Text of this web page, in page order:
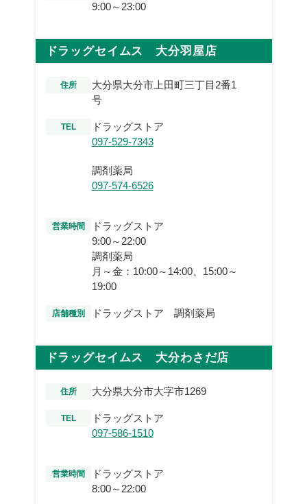
9:00～23:00
ドラッグセイムス 大分羽屋店
住所
大分県大分市上田町三丁目2番1
号
TEL
ドラッグストア
097-529-7343
調剤薬局
097-574-6526
営業時間
ドラッグストア
9:00～22:00
調剤薬局
月～金：10:00～14:00、15:00～
19:00
店舗種別 ドラッグストア 調剤薬局
ドラッグセイムス 大分わさだ店
住所 大分県大分市大字市1269
TEL
ドラッグストア
097-586-1510
営業時間
ドラッグストア
8:00～22:00